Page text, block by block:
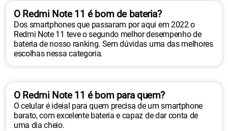
O Redmi Note 11 é bom de bateria?
Dos smartphones que passaram por aqui em 2022 o
Redmi Note 11 teve o segundo melhor desempenho de
bateria de nosso ranking. Sem dúvidas uma das melhores
escolhas nessa categoria.
O Redmi Note 11 é bom para quem?
O celular é ideial para quem precisa de um smartphone
barato, com excelente bateria e capaz de dar conta de
uma dia cheio.